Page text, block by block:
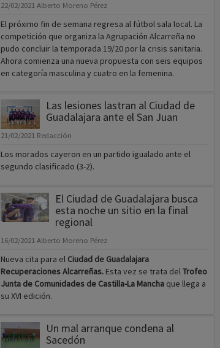
22/02/2021 Alberto Moreno Pérez
El próximo fin de semana regresa al fútbol sala local. La
competición que organiza la Agrupación Alcarreña no
pudo concluir la temporada 19/20 por la crisis sanitaria.
Ahora comienza una nueva propuesta con seis equipos
en categoría masculina y cuatro en la femenina.
Las lesiones lastran al Ciudad de
Guadalajara ante el San Juan
21/02/2021 Redacción
Los morados cayeron en un partido igualado ante el
segundo clasificado (3-2).
El Ciudad de Guadalajara busca
esta noche un sitio en la final
regional
16/02/2021 Alberto Moreno Pérez
Nueva cita para el Ciudad de Guadalajara
Recuperaciones Alcarreñas.Esta vez se trata delTrofeo
Junta de Comunidades de Castilla-La Mancha que llega a
su XVI edición.
Un mal arranque condena al
Sacedón